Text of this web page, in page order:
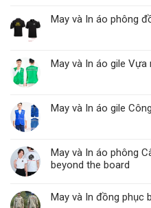
May và In áo phông
May và In áo gile Vựa
May và In áo gile
May và In áo phông
beyond the board
May và In đồng phục